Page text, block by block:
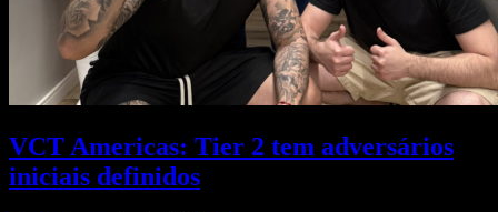
VCT Americas: Tier 2 tem adversários
iniciais definidos